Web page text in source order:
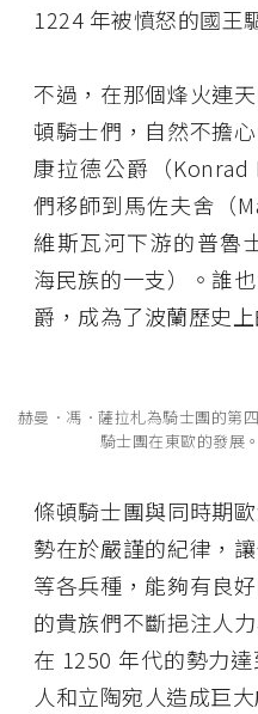
1224 年被憤怒的國王
不過，在那個烽火連
頓騎士們，自然不擔
康拉德公爵（Konrad
們移師到馬佐夫舍（
維斯瓦河下游的普魯
海民族的一支）。誰
爵，成為了波蘭歷史上
赫曼．馮．薩拉札為騎士團的第
騎士團在東歐的發展
條頓騎士團與同時期
勢在於嚴謹的紀律，
等各兵種，能夠有良
的貴族們不斷挹注人
在 1250 年代的勢力
人和立陶宛人造成巨大